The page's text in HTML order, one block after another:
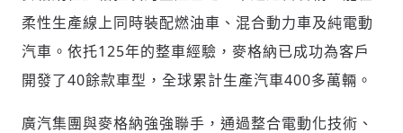
登入或註冊
輸入 Email 驗證碼
請輸入發送到
的驗證碼
柔性生產線上同時裝配燃油車、混合動力車及純電動
汽車。依托125年的整車經驗，麥格納已成功為客戶
開發了40餘款車型，全球累計生產汽車400多萬輛。
廣汽集團與麥格納強強聯手，通過整合電動化技術、